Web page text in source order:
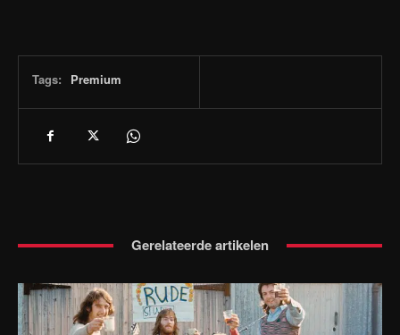
Tags: Premium
Gerelateerde artikelen